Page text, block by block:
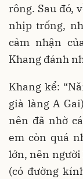
rông. Sau đó,
nhịp trống,
cảm nhận
Khang đánh
Khang kể:
già làng A
nên đã nhờ
em còn quá
lớn, nên
(có đường